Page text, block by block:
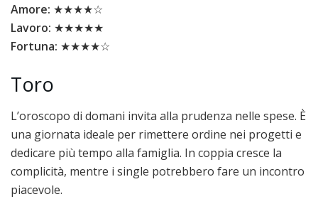
Amore: ★★★★☆
Lavoro: ★★★★★
Fortuna: ★★★★☆
Toro
L’oroscopo di domani invita alla prudenza nelle spese. È
una giornata ideale per rimettere ordine nei progetti e
dedicare più tempo alla famiglia. In coppia cresce la
complicità, mentre i single potrebbero fare un incontro
piacevole.